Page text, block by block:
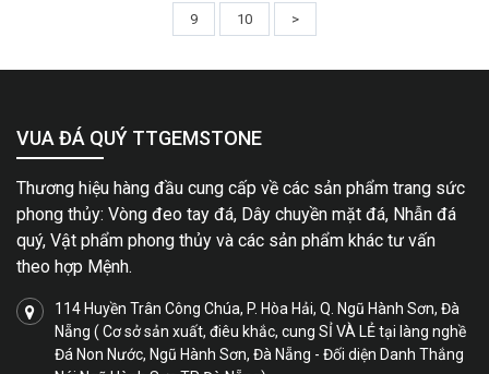
9 10 >
VUA ĐÁ QUÝ TTGEMSTONE
Thương hiệu hàng đầu cung cấp về các sản phẩm trang sức
phong thủy: Vòng đeo tay đá, Dây chuyền mặt đá, Nhẫn đá
quý, Vật phẩm phong thủy và các sản phẩm khác tư vấn
theo hợp Mệnh.
114 Huyền Trân Công Chúa, P. Hòa Hải, Q. Ngũ Hành Sơn, Đà
Nẵng ( Cơ sở sản xuất, điêu khắc, cung SỈ VÀ LẺ tại làng nghề
Đá Non Nước, Ngũ Hành Sơn, Đà Nẵng - Đối diện Danh Thắng